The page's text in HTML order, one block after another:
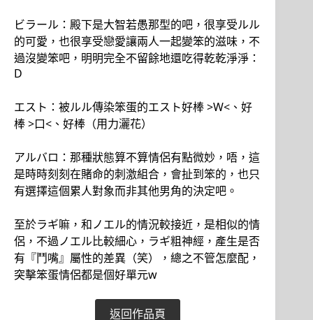
ビラール：殿下是大智若愚那型的吧，很享受ルル
的可愛，也很享受戀愛讓兩人一起變笨的滋味，不
過沒變笨吧，明明完全不留餘地還吃得乾乾淨淨：
D
エスト：被ルル傳染笨蛋的エスト好棒 >W<、好
棒 >口<、好棒（用力灑花）
アルバロ：那種狀態算不算情侶有點微妙，唔，這
是時時刻刻在賭命的刺激組合，會扯到笨的，也只
有選擇這個累人對象而非其他男角的決定吧。
至於ラギ嘛，和ノエル的情況較接近，是相似的情
侶，不過ノエル比較細心，ラギ粗神經，產生是否
有『鬥嘴』屬性的差異（笑），總之不管怎麼配，
突擊笨蛋情侶都是個好單元w
返回作品頁